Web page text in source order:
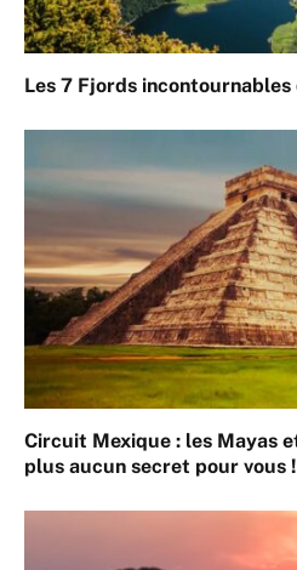
Les 7 Fjords
Circuit Mexique : les Mayas
plus aucun secret pour vous !